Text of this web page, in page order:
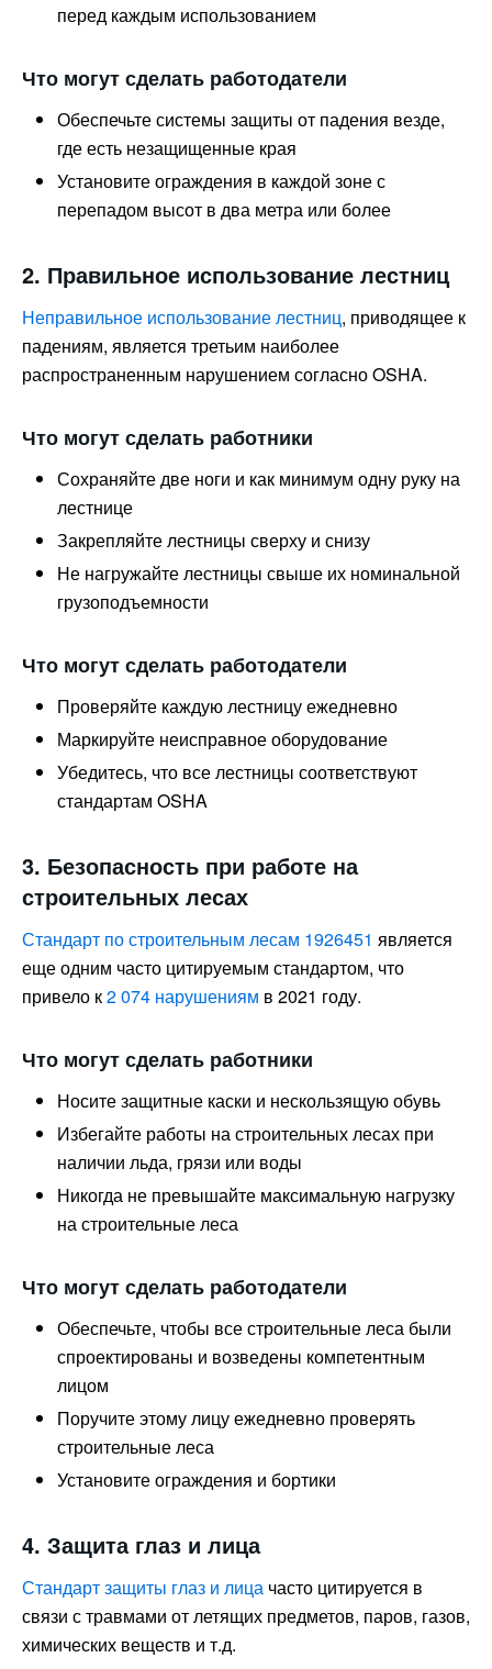
перед каждым использованием
Что могут сделать работодатели
Обеспечьте системы защиты от падения везде,
где есть незащищенные края
Установите ограждения в каждой зоне с
перепадом высот в два метра или более
2. Правильное использование лестниц
Неправильное использование лестниц, приводящее к
падениям, является третьим наиболее
распространенным нарушением согласно OSHA.
Что могут сделать работники
Сохраняйте две ноги и как минимум одну руку на
лестнице
Закрепляйте лестницы сверху и снизу
Не нагружайте лестницы свыше их номинальной
грузоподъемности
Что могут сделать работодатели
Проверяйте каждую лестницу ежедневно
Маркируйте неисправное оборудование
Убедитесь, что все лестницы соответствуют
стандартам OSHA
3. Безопасность при работе на
строительных лесах
Стандарт по строительным лесам 1926451 является
еще одним часто цитируемым стандартом, что
привело к2 074 нарушениям в 2021 году.
Что могут сделать работники
Носите защитные каски и нескользящую обувь
Избегайте работы на строительных лесах при
наличии льда, грязи или воды
Никогда не превышайте максимальную нагрузку
на строительные леса
Что могут сделать работодатели
Обеспечьте, чтобы все строительные леса были
спроектированы и возведены компетентным
лицом
Поручите этому лицу ежедневно проверять
строительные леса
Установите ограждения и бортики
4. Защита глаз и лица
Стандарт защиты глаз и лица часто цитируется в
связи с травмами от летящих предметов, паров, газов,
химических веществ и т.д.